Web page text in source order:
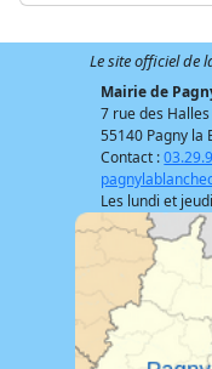
Le site officiel de
Mairie de
7 rue des Halles
55140 Pagny la
Contact :
Les lundi et